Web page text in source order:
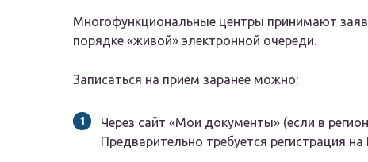
Многофункциональные центры принимают
порядке «живой» электронной очереди.
Записаться на прием заранее можно:
Через сайт «Мои документы» (если в
Предварительно требуется регистрация на